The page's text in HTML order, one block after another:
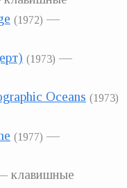
1972
—
1973 —
Oceans 1973
1977
—
клавишные